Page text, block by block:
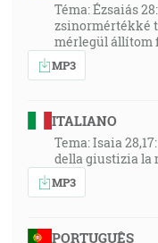
Téma: Ézsaiás
zsinormértékké
mérlegül állítom
MP3
ITALIANO
Tema: Isaia
della giustizia la
MP3
PORTUGUÊS